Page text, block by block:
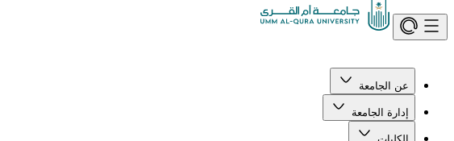
عن الجامعة
إدارة الجامعة